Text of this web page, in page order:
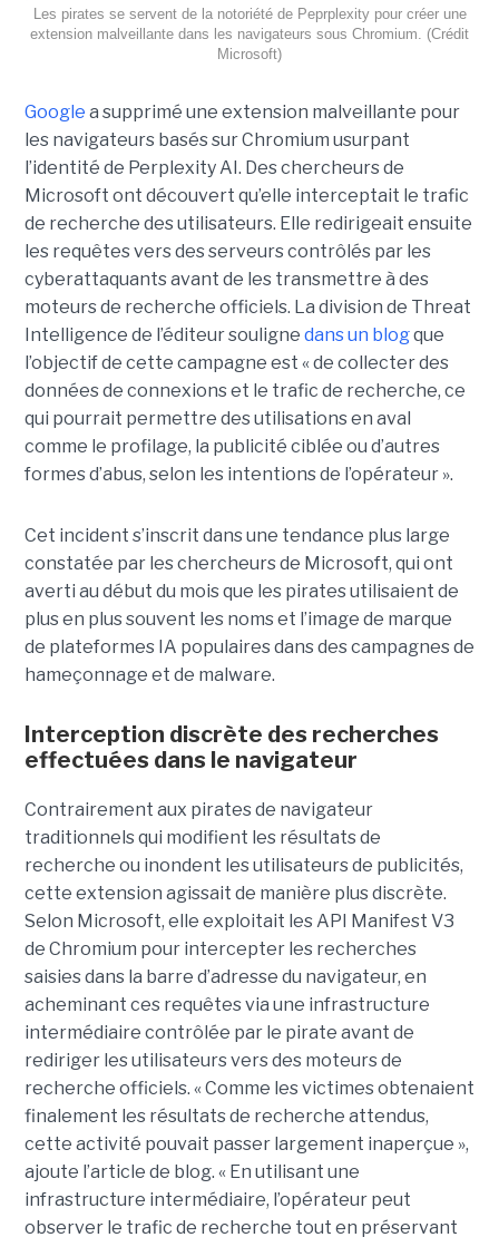
Les pirates se servent de la notoriété de Peprplexity pour créer une
extension malveillante dans les navigateurs sous Chromium. (Crédit
Microsoft)
Google a supprimé une extension malveillante pour
les navigateurs basés sur Chromium usurpant
l’identité de Perplexity AI. Des chercheurs de
Microsoft ont découvert qu’elle interceptait le trafic
de recherche des utilisateurs. Elle redirigeait ensuite
les requêtes vers des serveurs contrôlés par les
cyberattaquants avant de les transmettre à des
moteurs de recherche officiels. La division de Threat
Intelligence de l’éditeur souligne dans un blogque
l’objectif de cette campagne est « de collecter des
données de connexions et le trafic de recherche, ce
qui pourrait permettre des utilisations en aval
comme le profilage, la publicité ciblée ou d’autres
formes d’abus, selon les intentions de l’opérateur ».
Cet incident s’inscrit dans une tendance plus large
constatée par les chercheurs de Microsoft, qui ont
averti au début du mois que les pirates utilisaient de
plus en plus souvent les noms et l’image de marque
de plateformes IA populaires dans des campagnes de
hameçonnage et de malware.
Interception discrète des recherches
effectuées dans le navigateur
Contrairement aux pirates de navigateur
traditionnels qui modifient les résultats de
recherche ou inondent les utilisateurs de publicités,
cette extension agissait de manière plus discrète.
Selon Microsoft, elle exploitait les API Manifest V3
de Chromium pour intercepter les recherches
saisies dans la barre d’adresse du navigateur, en
acheminant ces requêtes via une infrastructure
intermédiaire contrôlée par le pirate avant de
rediriger les utilisateurs vers des moteurs de
recherche officiels. « Comme les victimes obtenaient
finalement les résultats de recherche attendus,
cette activité pouvait passer largement inaperçue »,
ajoute l’article de blog. « En utilisant une
infrastructure intermédiaire, l’opérateur peut
observer le trafic de recherche tout en préservant